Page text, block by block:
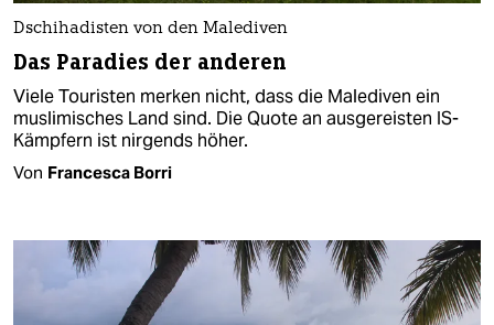
Dschihadisten von den Malediven
Das Paradies der anderen
Viele Touristen merken nicht, dass die Malediven ein
muslimisches Land sind. Die Quote an ausgereisten IS-
Kämpfern ist nirgends höher.
Von Francesca Borri